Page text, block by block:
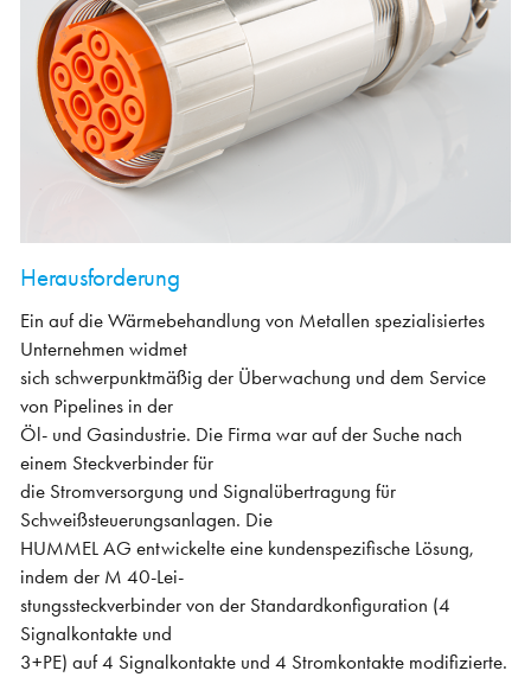
Herausforderung
Ein auf die Wärmebehandlung von Metallen spezialisiertes
Unternehmen widmet
sich schwerpunktmäßig der Überwachung und dem Service
von Pipelines in der
Öl- und Gasindustrie. Die Firma war auf der Suche nach
einem Steckverbinder für
die Stromversorgung und Signalübertragung für
Schweißsteuerungsanlagen. Die
HUMMEL AG entwickelte eine kundenspezifische Lösung,
indem der M 40-Lei-
stungssteckverbinder von der Standardkonfiguration (4
Signalkontakte und
3+PE) auf 4 Signalkontakte und 4 Stromkontakte modifizierte.